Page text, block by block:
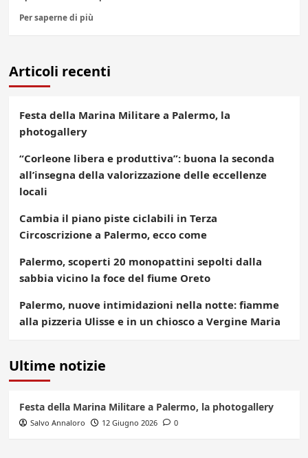
Per saperne di più
Articoli recenti
Festa della Marina Militare a Palermo, la
photogallery
“Corleone libera e produttiva”: buona la seconda
all’insegna della valorizzazione delle eccellenze
locali
Cambia il piano piste ciclabili in Terza
Circoscrizione a Palermo, ecco come
Palermo, scoperti 20 monopattini sepolti dalla
sabbia vicino la foce del fiume Oreto
Palermo, nuove intimidazioni nella notte: fiamme
alla pizzeria Ulisse e in un chiosco a Vergine Maria
Ultime notizie
Festa della Marina Militare a Palermo, la photogallery
Salvo Annaloro 12 Giugno 2026 0